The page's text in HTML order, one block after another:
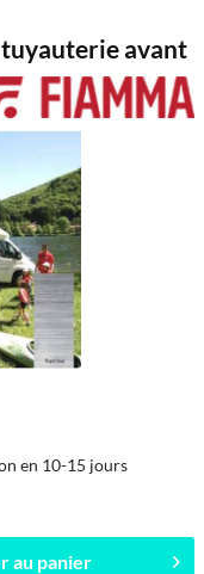
tuyauterie avant
en 10-15 jours
au panier